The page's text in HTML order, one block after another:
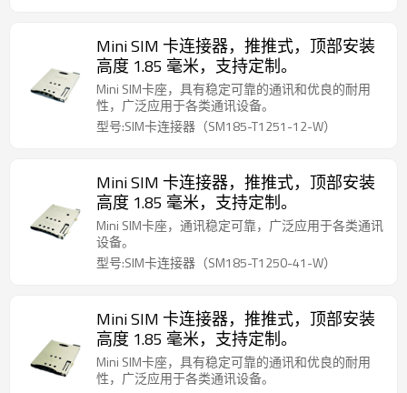
Mini SIM 卡连接器，推推式，顶部安装
高度 1.85 毫米，支持定制。
Mini SIM卡座，具有稳定可靠的通讯和优良的耐用
性，广泛应用于各类通讯设备。
型号:SIM卡连接器（SM185-T1251-12-W）
Mini SIM 卡连接器，推推式，顶部安装
高度 1.85 毫米，支持定制。
Mini SIM卡座，通讯稳定可靠，广泛应用于各类通讯
设备。
型号:SIM卡连接器（SM185-T1250-41-W）
Mini SIM 卡连接器，推推式，顶部安装
高度 1.85 毫米，支持定制。
Mini SIM卡座，具有稳定可靠的通讯和优良的耐用
性，广泛应用于各类通讯设备。